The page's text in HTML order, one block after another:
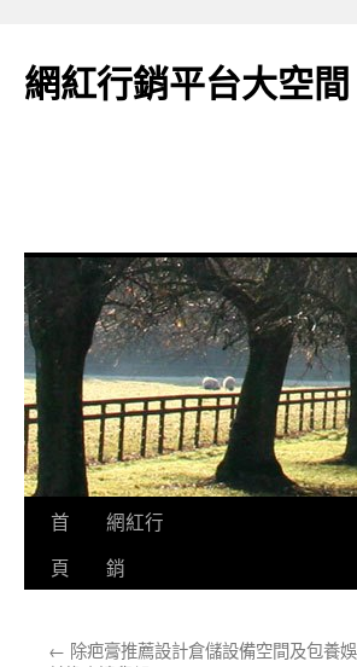
網紅行銷平台大空間
跳
要
首
頁
網紅行
銷
← 除疤膏推薦設計倉儲設備空間及包養